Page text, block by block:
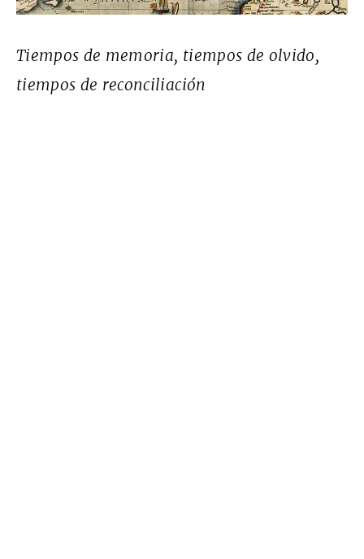
Tiempos de memoria, tiempos de olvido,
tiempos de reconciliación